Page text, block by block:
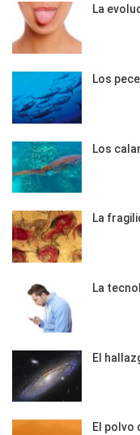
La
Los
Los
La
La
El
El polvo